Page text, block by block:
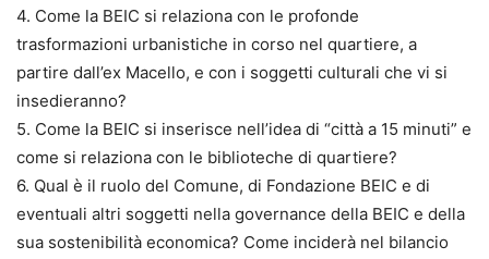
4. Come la BEIC si relaziona con le profonde
trasformazioni urbanistiche in corso nel quartiere, a
partire dall’ex Macello, e con i soggetti culturali che vi si
insedieranno?
5. Come la BEIC si inserisce nell’idea di “città a 15 minuti” e
come si relaziona con le biblioteche di quartiere?
6. Qual è il ruolo del Comune, di Fondazione BEIC e di
eventuali altri soggetti nella governance della BEIC e della
sua sostenibilità economica? Come inciderà nel bilancio